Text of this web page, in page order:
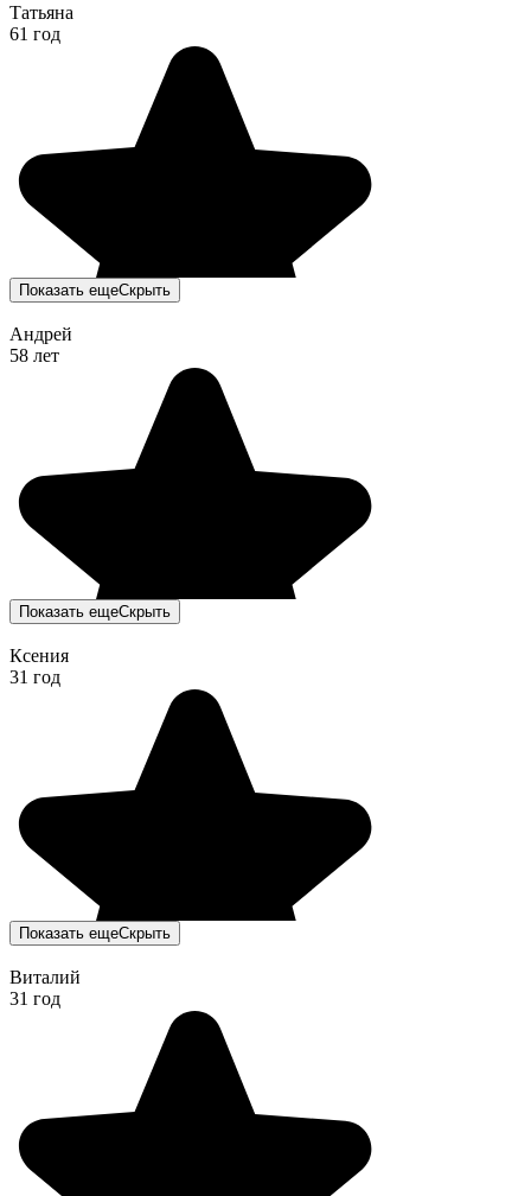
Татьяна
61 год
Показать ещеСкрыть
Андрей
58 лет
Показать ещеСкрыть
Ксения
31 год
Показать ещеСкрыть
Виталий
31 год